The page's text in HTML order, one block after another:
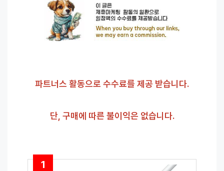
파트너스 활동으로 수수료를 제공 받습니다.
단, 구매에 따른 불이익은 없습니다.
1